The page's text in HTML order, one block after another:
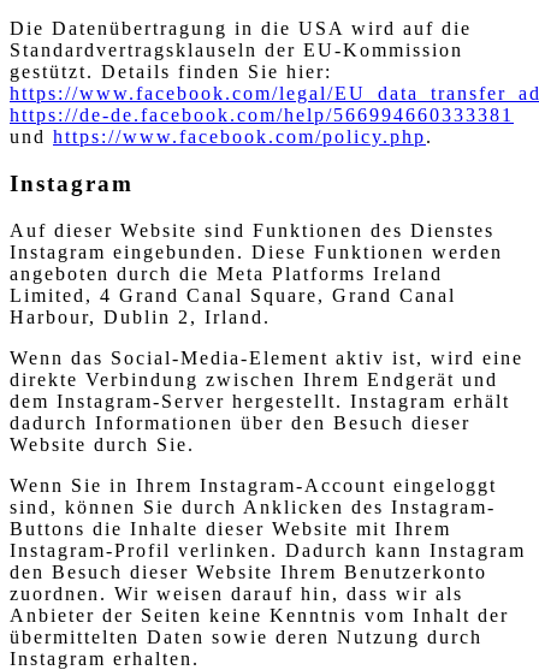
Die Datenübertragung in die USA wird auf die
Standardvertragsklauseln der EU-Kommission
gestützt. Details finden Sie hier:
https://www.facebook.com/legal/
https://de-de.facebook.com/help/566994660333381
und https://www.facebook.com/policy.php.
Instagram
Auf dieser Website sind Funktionen des Dienstes
Instagram eingebunden. Diese Funktionen werden
angeboten durch die Meta Platforms Ireland
Limited, 4 Grand Canal Square, Grand Canal
Harbour, Dublin 2, Irland.
Wenn das Social-Media-Element aktiv ist, wird eine
direkte Verbindung zwischen Ihrem Endgerät und
dem Instagram-Server hergestellt. Instagram erhält
dadurch Informationen über den Besuch dieser
Website durch Sie.
Wenn Sie in Ihrem Instagram-Account eingeloggt
sind, können Sie durch Anklicken des Instagram-
Buttons die Inhalte dieser Website mit Ihrem
Instagram-Profil verlinken. Dadurch kann Instagram
den Besuch dieser Website Ihrem Benutzerkonto
zuordnen. Wir weisen darauf hin, dass wir als
Anbieter der Seiten keine Kenntnis vom Inhalt der
übermittelten Daten sowie deren Nutzung durch
Instagram erhalten.